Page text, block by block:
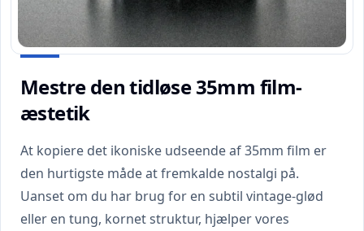
Mestre den tidløse 35mm film-
æstetik
At kopiere det ikoniske udseende af 35mm film er
den hurtigste måde at fremkalde nostalgi på.
Uanset om du har brug for en subtil vintage-glød
eller en tung, kornet struktur, hjælper vores